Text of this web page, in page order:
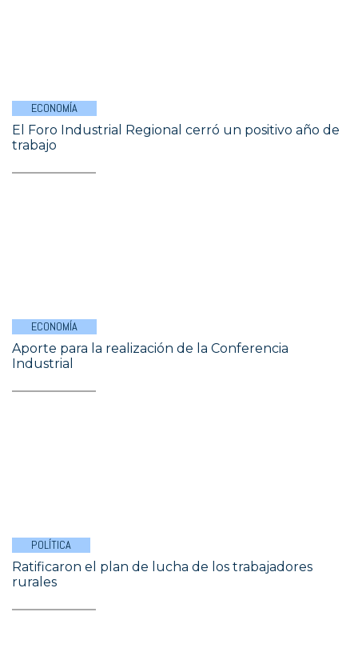
ECONOMÍA
El Foro Industrial Regional cerró un positivo año de
trabajo
ECONOMÍA
Aporte para la realización de la Conferencia
Industrial
POLÍTICA
Ratificaron el plan de lucha de los trabajadores
rurales